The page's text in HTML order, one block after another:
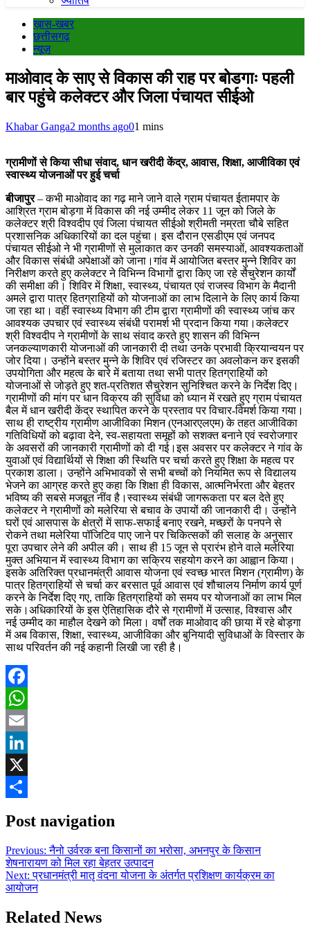
ख़ास-खबर
छत्तीसगढ़
न्यूज़
माओवाद के साए से विकास की राह पर बोडगाः पहली
बार पहुंचे कलेक्टर और जिला पंचायत सीईओ
Khabar Ganga2 months ago01 mins
ग्रामीणों से किया सीधा संवाद, धान खरीदी केंद्र, आवास, शिक्षा, आजीविका एवं
स्वास्थ्य योजनाओं पर हुई चर्चा
बीजापुर– कभी माओवाद का गढ़ माने जाने वाले ग्राम पंचायत ईतामपार के
आश्रित ग्राम बोड़गा में विकास की नई उम्मीद लेकर 11 जून को जिले के
कलेक्टर श्री विश्वदीप एवं जिला पंचायत सीईओ श्रीमती नम्रता चौबे सहित
प्रशासनिक अधिकारियों का दल पहुंचा। इस दौरान एसडीएम एवं जनपद
पंचायत सीईओ ने भी ग्रामीणों से मुलाकात कर उनकी समस्याओं, आवश्यकताओं
और विकास संबंधी अपेक्षाओं को जाना।गांव में आयोजित बस्तर मुन्ने शिविर का
निरीक्षण करते हुए कलेक्टर ने विभिन्न विभागों द्वारा किए जा रहे सैचुरेशन कार्यों
की समीक्षा की। शिविर में शिक्षा, स्वास्थ्य, पंचायत एवं राजस्व विभाग के मैदानी
अमले द्वारा पात्र हितग्राहियों को योजनाओं का लाभ दिलाने के लिए कार्य किया
जा रहा था। वहीं स्वास्थ्य विभाग की टीम द्वारा ग्रामीणों की स्वास्थ्य जांच कर
आवश्यक उपचार एवं स्वास्थ्य संबंधी परामर्श भी प्रदान किया गया।कलेक्टर
श्री विश्वदीप ने ग्रामीणों के साथ संवाद करते हुए शासन की विभिन्न
जनकल्याणकारी योजनाओं की जानकारी दी तथा उनके प्रभावी क्रियान्वयन पर
जोर दिया। उन्होंने बस्तर मुन्ने के शिविर एवं रजिस्टर का अवलोकन कर इसकी
उपयोगिता और महत्व के बारे में बताया तथा सभी पात्र हितग्राहियों को
योजनाओं से जोड़ते हुए शत-प्रतिशत सैचुरेशन सुनिश्चित करने के निर्देश दिए।
ग्रामीणों की मांग पर धान विक्रय की सुविधा को ध्यान में रखते हुए ग्राम पंचायत
बैल में धान खरीदी केंद्र स्थापित करने के प्रस्ताव पर विचार-विमर्श किया गया।
साथ ही राष्ट्रीय ग्रामीण आजीविका मिशन (एनआरएलएम) के तहत आजीविका
गतिविधियों को बढ़ावा देने, स्व-सहायता समूहों को सशक्त बनाने एवं स्वरोजगार
के अवसरों की जानकारी ग्रामीणों को दी गई।इस अवसर पर कलेक्टर ने गांव के
युवाओं एवं विद्यार्थियों से शिक्षा की स्थिति पर चर्चा करते हुए शिक्षा के महत्व पर
प्रकाश डाला। उन्होंने अभिभावकों से सभी बच्चों को नियमित रूप से विद्यालय
भेजने का आग्रह करते हुए कहा कि शिक्षा ही विकास, आत्मनिर्भरता और बेहतर
भविष्य की सबसे मजबूत नींव है।स्वास्थ्य संबंधी जागरूकता पर बल देते हुए
कलेक्टर ने ग्रामीणों को मलेरिया से बचाव के उपायों की जानकारी दी। उन्होंने
घरों एवं आसपास के क्षेत्रों में साफ-सफाई बनाए रखने, मच्छरों के पनपने से
रोकने तथा मलेरिया पॉजिटिव पाए जाने पर चिकित्सकों की सलाह के अनुसार
पूरा उपचार लेने की अपील की। साथ ही 15 जून से प्रारंभ होने वाले मलेरिया
मुक्त अभियान में स्वास्थ्य विभाग का सक्रिय सहयोग करने का आह्वान किया।
इसके अतिरिक्त प्रधानमंत्री आवास योजना एवं स्वच्छ भारत मिशन (ग्रामीण) के
पात्र हितग्राहियों से चर्चा कर बरसात पूर्व आवास एवं शौचालय निर्माण कार्य पूर्ण
करने के निर्देश दिए गए, ताकि हितग्राहियों को समय पर योजनाओं का लाभ मिल
सके।अधिकारियों के इस ऐतिहासिक दौरे से ग्रामीणों में उत्साह, विश्वास और
नई उम्मीद का माहौल देखने को मिला। वर्षों तक माओवाद की छाया में रहे बोड़गा
में अब विकास, शिक्षा, स्वास्थ्य, आजीविका और बुनियादी सुविधाओं के विस्तार के
साथ परिवर्तन की नई कहानी लिखी जा रही है।
Facebook
WhatsApp
Email
LinkedIn
X
Post navigation
Previous: नैनो उर्वरक बना किसानों का भरोसा, अभनपुर के किसान
शेषनारायण को मिल रहा बेहतर उत्पादन
Next: प्रधानमंत्री मातृ वंदना योजना के अंतर्गत प्रशिक्षण कार्यक्रम का
आयोजन
Related News